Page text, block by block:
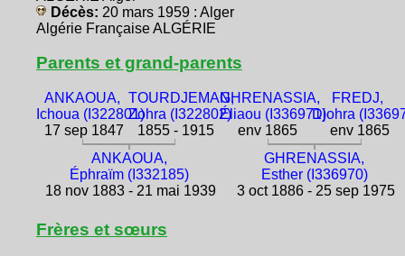
Décès: 20 mars 1959 : Alger
Algérie Française ALGÉRIE
Parents et grand-parents
ANKAOUA,
Ichoua (I322801)
17 sep 1847
TOURDJEMAN,
Zohra (I322802)
1855 - 1915
GHRENASSIA,
Éliaou (I336971)
env 1865
FREDJ,
Djohra
env 1865
ANKAOUA,
Éphraïm (I332185)
18 nov 1883 - 21 mai 1939
GHRENASSIA,
Esther (I336970)
3 oct 1886 - 25 sep 1975
Frères et sœurs